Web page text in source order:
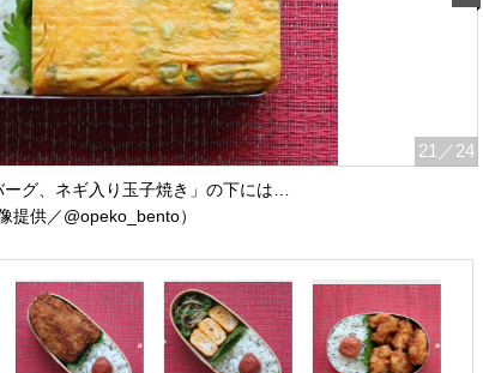
21 ／24
グ、ネギ入り玉子焼き」の下には…
提供／@opeko_bento）